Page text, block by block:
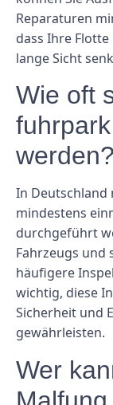
Reparaturen
dass Ihre
lange Sicht
Wie oft
werden?
In Deutschland
mindestens
durchgeführt
Fahrzeugs und
häufigere
wichtig, diese
Sicherheit und
gewährleisten.
Wer